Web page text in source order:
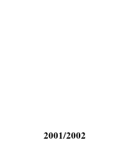
2001/2002